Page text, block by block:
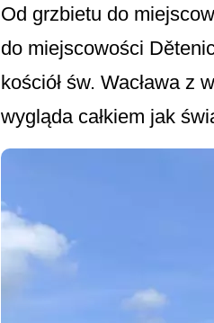
Od grzbietu do
do miejscowości
kościół św. Wacława
wygląda całkiem jak